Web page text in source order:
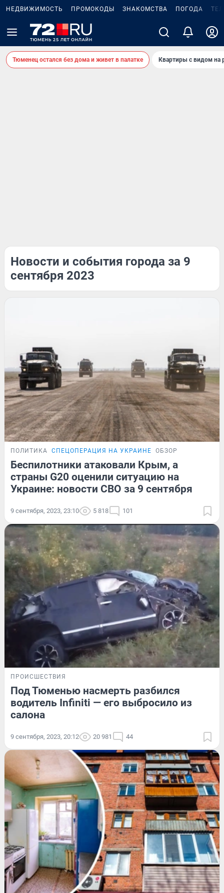
НЕДВИЖИМОСТЬ ПРОМОКОДЫ ЗНАКОМСТВА ПОГОДА
Тюменец остался без дома и живет в палатке Квартиры с видом на
Новости и события города за 9
сентября 2023
ПОЛИТИКА СПЕЦОПЕРАЦИЯ НА УКРАИНЕ ОБЗОР
Беспилотники атаковали Крым, а
страны G20 оценили ситуацию на
Украине: новости СВО за 9 сентября
9 сентября, 2023, 23:10 5 818 101
ПРОИСШЕСТВИЯ
Под Тюменью насмерть разбился
водитель Infiniti — его выбросило из
салона
9 сентября, 2023, 20:12 20 981 44